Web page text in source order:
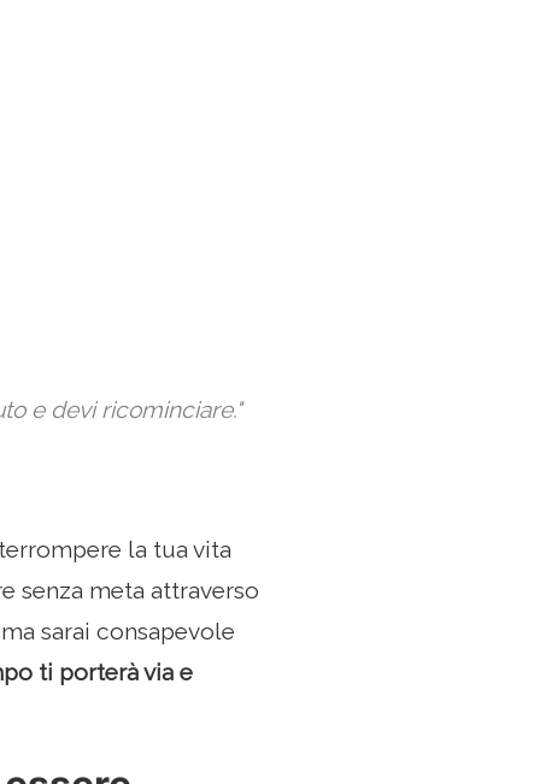
e devi ricominciare."
la tua vita
senza meta attraverso
sarai consapevole
ti porterà via e